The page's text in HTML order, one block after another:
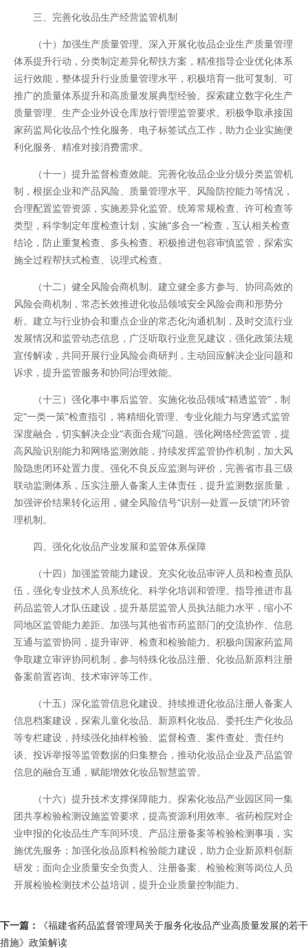
三、完善化妆品生产经营监管机制
（十）加强生产质量管理。深入开展化妆品企业生产质量管理
体系提升行动，分类制定差异化帮扶方案，精准指导企业优化体系
运行效能，整体提升行业质量管理水平，积极培育一批可复制、可
推广的质量体系提升和高质量发展典型经验。探索建立数字化生产
质量管理、生产企业外设仓库放行管理监管要求。积极争取承接国
家药监局化妆品个性化服务、电子标签试点工作，助力企业实施便
利化服务、精准对接消费需求。
（十一）提升监督检查效能。完善化妆品企业分级分类监管机
制，根据企业和产品风险、质量管理水平、风险防控能力等情况，
合理配置监管资源，实施差异化监管。统筹常规检查、许可检查等
类型，科学制定年度检查计划，实施“多合一”检查，互认相关检查
结论，防止重复检查、多头检查。积极推进包容审慎监管，探索实
施全过程帮扶式检查、说理式检查。
（十二）健全风险会商机制。建立健全多方参与、协同高效的
风险会商机制，常态长效推进化妆品领域安全风险会商和形势分
析。建立与行业协会和重点企业的常态化沟通机制，及时交流行业
发展情况和监管动态信息，广泛听取行业意见建议，强化政策法规
宣传解读，共同开展行业风险会商研判，主动回应解决企业问题和
诉求，提升监管服务和协同治理效能。
（十三）强化事中事后监管。实施化妆品领域“精透监管”，制
定“一类一策”检查指引，将精细化管理、专业化能力与穿透式监管
深度融合，切实解决企业“表面合规”问题。强化网络经营监管，提
高风险识别能力和网络监测效能，持续发挥监管协作机制，加大风
险隐患闭环处置力度。强化不良反应监测与评价，完善省市县三级
联动监测体系，压实注册人备案人主体责任，提升监测数据质量，
加强评价结果转化运用，健全风险信号“识别—处置—反馈”闭环管
理机制。
四、强化化妆品产业发展和监管体系保障
（十四）加强监管能力建设。充实化妆品审评人员和检查员队
伍，强化专业技术人员系统化、科学化培训和管理。指导推进市县
药品监管人才队伍建设，提升基层监管人员执法能力水平，缩小不
同地区监管能力差距。加强与其他省市药监部门的交流协作、信息
互通与监管协同，提升审评、检查和检验能力。积极向国家药监局
争取建立审评协同机制，参与特殊化妆品注册、化妆品新原料注册
备案前置咨询、技术审评等工作。
（十五）深化监管信息化建设。持续推进化妆品注册人备案人
信息档案建设，探索儿童化妆品、新原料化妆品、委托生产化妆品
等专栏建设，持续强化抽样检验、监督检查、案件查处、责任约
谈、投诉举报等监管数据的归集整合，推动化妆品企业及产品监管
信息的融合互通，赋能增效化妆品智慧监管。
（十六）提升技术支撑保障能力。探索化妆品产业园区同一集
团共享检验检测设施监管要求，提高资源利用效率。省药检院对企
业申报的化妆品生产车间环境、产品注册备案等检验检测事项，实
施优先服务；加强化妆品原料检验能力建设，助力企业新原料创新
研发；面向企业质量安全负责人、注册备案、检验检测等岗位人员
开展检验检测技术公益培训，提升企业质量控制能力。
下一篇：
《福建省药品监督管理局关于服务化妆品产业高质量发展的若干
措施》政策解读